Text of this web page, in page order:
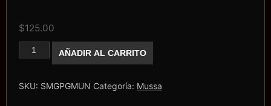
$125.00
Gama
Mussa
AÑADIR AL CARRITO
SKU: SMGPGMUN Categoría: Mussa